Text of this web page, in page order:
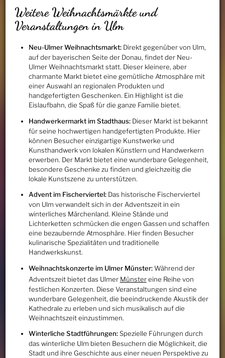
Weitere Weihnachtsmärkte und
Veranstaltungen in Ulm
Neu-Ulmer Weihnachtsmarkt:Direkt gegenüber von Ulm,
auf der bayerischen Seite der Donau, findet der Neu-
Ulmer Weihnachtsmarkt statt. Dieser kleinere, aber
charmante Markt bietet eine gemütliche Atmosphäre mit
einer Auswahl an regionalen Produkten und
handgefertigten Geschenken. Ein Highlight ist die
Eislaufbahn, die Spaß für die ganze Familie bietet.
Handwerkermarkt im Stadthaus:Dieser Markt ist bekannt
für seine hochwertigen handgefertigten Produkte. Hier
können Besucher einzigartige Kunstwerke und
Kunsthandwerk von lokalen Künstlern und Handwerkern
erwerben. Der Markt bietet eine wunderbare Gelegenheit,
besondere Geschenke zu finden und gleichzeitig die
lokale Kunstszene zu unterstützen.
Advent im Fischerviertel:Das historische Fischerviertel
von Ulm verwandelt sich in der Adventszeit in ein
winterliches Märchenland. Kleine Stände und
Lichterketten schmücken die engen Gassen und schaffen
eine bezaubernde Atmosphäre. Hier finden Besucher
kulinarische Spezialitäten und traditionelle
Handwerkskunst.
Weihnachtskonzerte im Ulmer Münster:Während der
Adventszeit bietet das Ulmer Münstereine Reihe von
festlichen Konzerten. Diese Veranstaltungen sind eine
wunderbare Gelegenheit, die beeindruckende Akustik der
Kathedrale zu erleben und sich musikalisch auf die
Weihnachtszeit einzustimmen.
Winterliche Stadtführungen:Spezielle Führungen durch
das winterliche Ulm bieten Besuchern die Möglichkeit, die
Stadt und ihre Geschichte aus einer neuen Perspektive zu